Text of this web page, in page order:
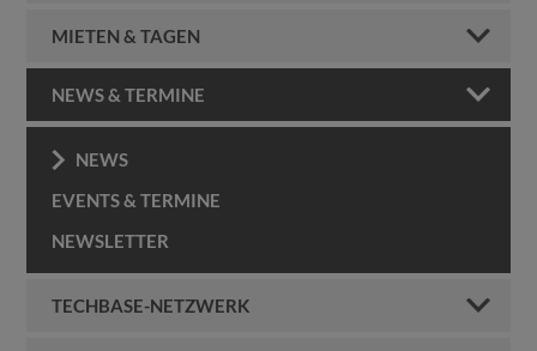
MIETEN & TAGEN
NEWS & TERMINE
NEWS
EVENTS & TERMINE
NEWSLETTER
TECHBASE-NETZWERK